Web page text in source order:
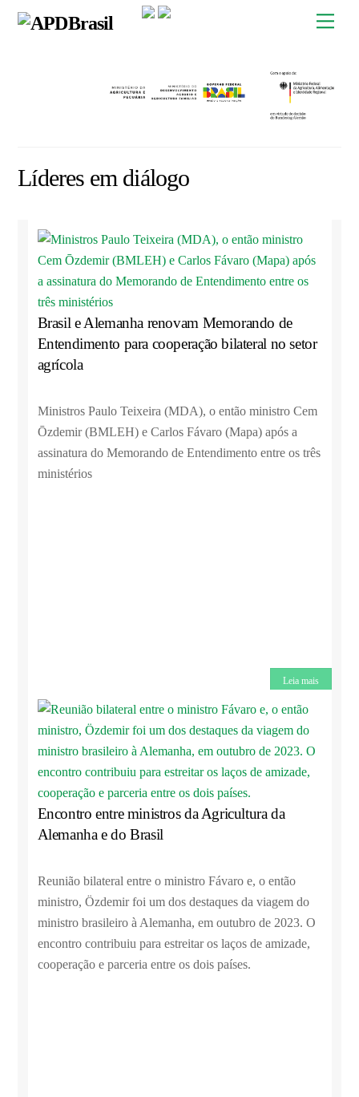
Skip
Líderes em diálogo
Brasil e Alemanha renovam Memorando de
Entendimento para cooperação bilateral no setor
agrícola
Ministros Paulo Teixeira (MDA), o então ministro Cem
Ōzdemir (BMLEH) e Carlos Fávaro (Mapa) após a
assinatura do Memorando de Entendimento entre os três
ministérios
Leia mais
Encontro entre ministros da Agricultura da
Alemanha e do Brasil
Reunião bilateral entre o ministro Fávaro e, o então
ministro, Özdemir foi um dos destaques da viagem do
ministro brasileiro à Alemanha, em outubro de 2023. O
encontro contribuiu para estreitar os laços de amizade,
cooperação e parceria entre os dois países.